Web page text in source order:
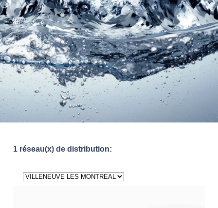
1 réseau(x) de distribution: